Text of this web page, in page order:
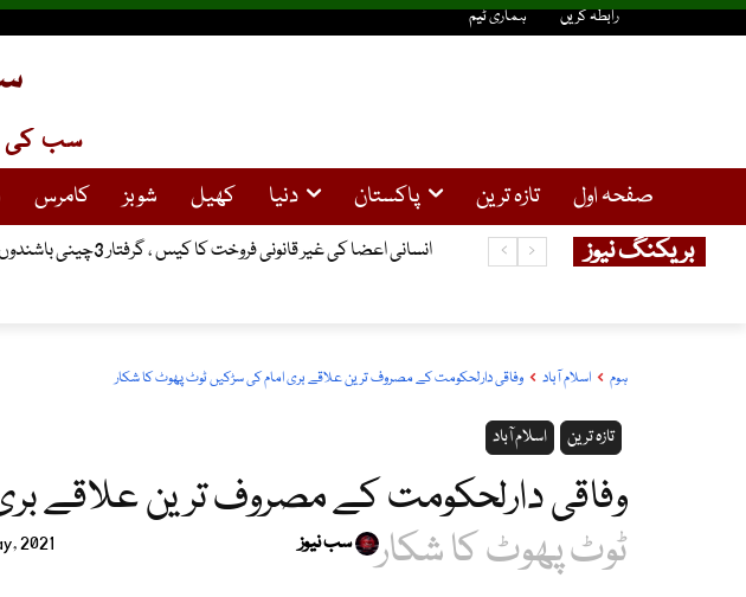
رابطہ کریں ہماری ٹیم
سب کی
صفحہ اول تازہ ترین پاکستان دنیا کھیل شوبز کامرس
بریکنگ نیوز انسانی اعضا کی غیر قانونی فروخت کا کیس ، گرفتار 3چینی باشندوں نے ضمانت کیلئے ہائیکورٹ سے رجوع کر لیا
ہوم اسلام آباد وفاقی دارلحکومت کے مصروف ترین علاقے بری امام کی سڑکیں ٹوٹ پھوٹ کا شکار
اسلام آباد تازہ ترین
وفاقی دارلحکومت کے مصروف ترین علاقے
ٹوٹ پھوٹ کا شکار
2021 سب نیوز